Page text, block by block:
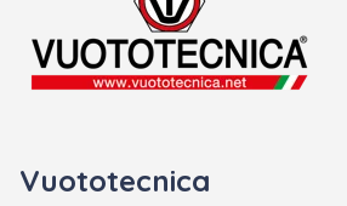
Vuototecnica